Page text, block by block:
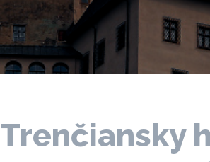
Trenčiansky